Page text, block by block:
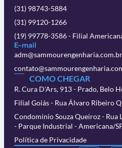
(31) 98743-5884
(31) 99120-1266
(19) 99778-3586 - Filial
E-mail
adm@sammourengenharia.com.br
COMO CHEGAR
R. Cura D'Ars, 913 - Prado, Belo
Filial Goiás - Rua Álvaro Ribeiro
Condomínio Souza Queiroz - Rua
- Parque Industrial - Americana/
Política de Privacidade